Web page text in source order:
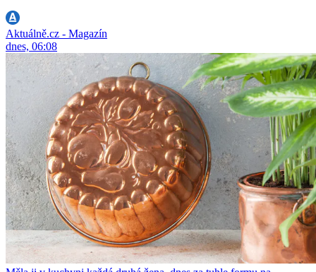
Aktuálně.cz - Magazín
dnes, 06:08